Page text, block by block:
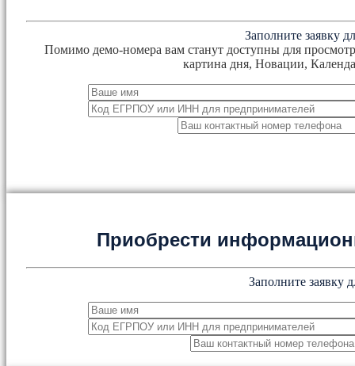
Заполните заявку
Помимо демо-номера вам станут доступны для
картина дня, Новации,
Приобрести
Заполните заявку